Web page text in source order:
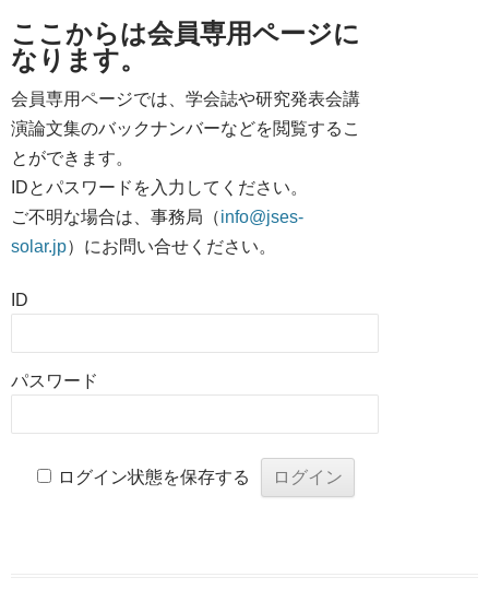
ここからは会員専用ページに
なります。
会員専用ページでは、学会誌や研究発表会講
演論文集のバックナンバーなどを閲覧するこ
とができます。
IDとパスワードを入力してください。
ご不明な場合は、事務局（info@jses-
solar.jp）にお問い合せください。
ID
パスワード
ログイン状態を保存する